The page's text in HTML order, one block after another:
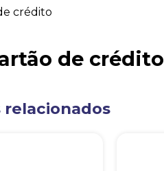
crédito
de crédito
relacionados